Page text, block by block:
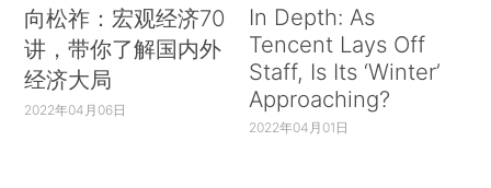
向松祚：宏观经济70
讲，带你了解国内外
经济大局
2022年04月06日
In Depth: As
Tencent Lays Off
Staff, Is Its ‘Winter’
Approaching?
2022年04月01日